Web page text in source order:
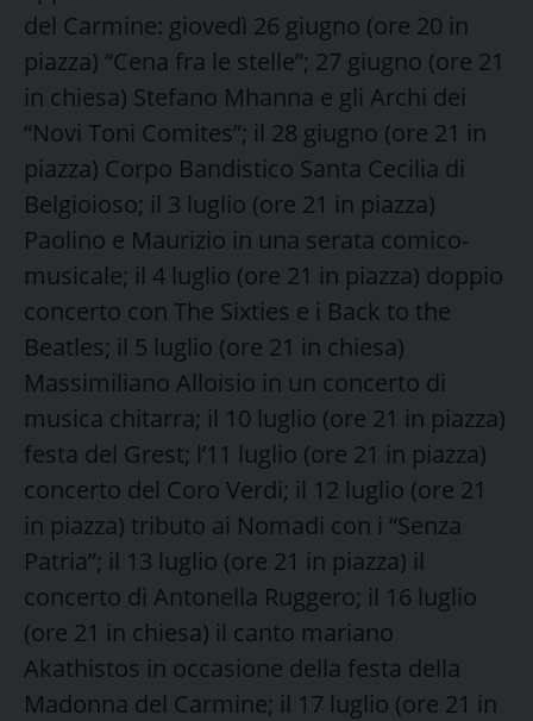
del Carmine: giovedì 26 giugno (ore 20 in
piazza) “Cena fra le stelle”; 27 giugno (ore 21
in chiesa) Stefano Mhanna e gli Archi dei
“Novi Toni Comites”; il 28 giugno (ore 21 in
piazza) Corpo Bandistico Santa Cecilia di
Belgioioso; il 3 luglio (ore 21 in piazza)
Paolino e Maurizio in una serata comico-
musicale; il 4 luglio (ore 21 in piazza) doppio
concerto con The Sixties e i Back to the
Beatles; il 5 luglio (ore 21 in chiesa)
Massimiliano Alloisio in un concerto di
musica chitarra; il 10 luglio (ore 21 in piazza)
festa del Grest; l’11 luglio (ore 21 in piazza)
concerto del Coro Verdi; il 12 luglio (ore 21
in piazza) tributo ai Nomadi con i “Senza
Patria”; il 13 luglio (ore 21 in piazza) il
concerto di Antonella Ruggero; il 16 luglio
(ore 21 in chiesa) il canto mariano
Akathistos in occasione della festa della
Madonna del Carmine; il 17 luglio (ore 21 in